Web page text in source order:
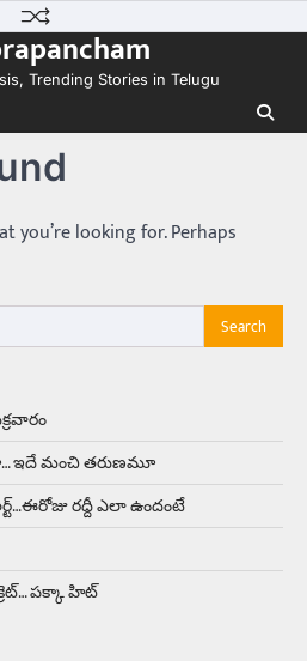
Trending Stories in Telugu
you’re looking for. Perhaps
ఇదే మంచి తరుణమూ
రద్దీ ఎలా ఉందంటే
పక్కా హిట్‌
చేసిన కారు ఏదైనా ఉందంటే అది మారుతి
ఇంత అందంగా ఉన్నాడు…
కాదు అబ్బాయిలు సైతం
అమ్మాయిని పుత్తడి బొమ్మఅని లేదా బాపూ
పిలుస్తాం. స్పెయిన్‌ అమ్మాయిలు చాలా
నానుడి…
ఝాన్సీ జిల్లాలో ఒక వింతైన రోడ్డు
ఝాన్సీ–కాన్పూర్ జాతీయ
వేల సంఖ్యలో బీరు…
బట్టలు ఉతికితే…జైలుకే